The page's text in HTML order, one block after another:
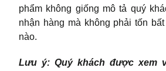
phẩm không giống mô tả quý
nhận hàng mà không phải tốn
nào.
Lưu ý: Quý khách được xem